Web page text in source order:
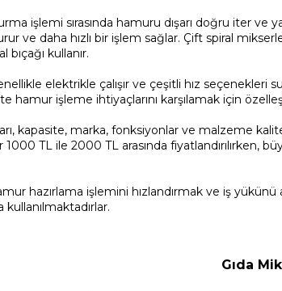
işlemi sırasında hamuru dışarı doğru iter ve
ve daha hızlı bir işlem sağlar. Çift spiral
bıçağı kullanır.
elektrikle çalışır ve çeşitli hız seçenekleri
hamur işleme ihtiyaçlarını karşılamak için
kapasite, marka, fonksiyonlar ve malzeme
TL ile 2000 TL arasında fiyatlandırılırken,
hazırlama işlemini hızlandırmak ve iş yükünü
kullanılmaktadırlar.
Gıda